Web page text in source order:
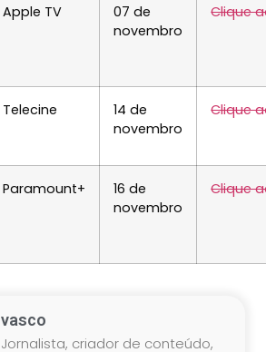
Apple TV
07 de
novembro
Clique
Telecine
14 de
novembro
Clique
Paramount+
16 de
novembro
Clique
vasco
Jornalista, criador de conteúdo,